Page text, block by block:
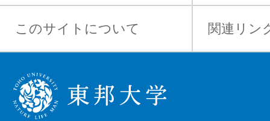
このサイトについて 関連リン